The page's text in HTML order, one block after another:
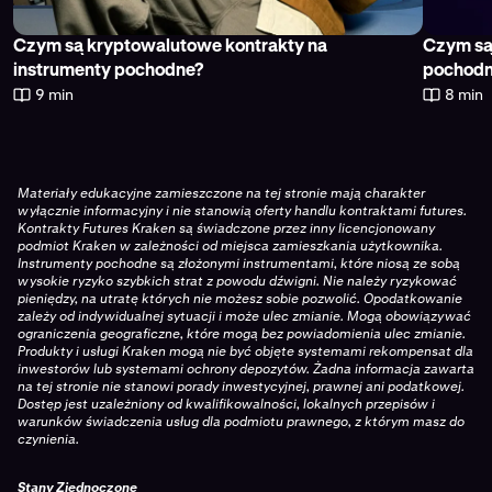
Czym są kryptowalutowe kontrakty na
instrumenty pochodne?
9 min
Czym
8 min
Materiały edukacyjne zamieszczone na tej stronie mają charakter
wyłącznie informacyjny i nie stanowią oferty handlu kontraktami futures.
Kontrakty Futures Kraken są świadczone przez inny licencjonowany
podmiot Kraken w zależności od miejsca zamieszkania użytkownika.
Instrumenty pochodne są złożonymi instrumentami, które niosą ze sobą
wysokie ryzyko szybkich strat z powodu dźwigni. Nie należy ryzykować
pieniędzy, na utratę których nie możesz sobie pozwolić. Opodatkowanie
zależy od indywidualnej sytuacji i może ulec zmianie. Mogą obowiązywać
ograniczenia geograficzne, które mogą bez powiadomienia ulec zmianie.
Produkty i usługi Kraken mogą nie być objęte systemami rekompensat dla
inwestorów lub systemami ochrony depozytów. Żadna informacja zawarta
na tej stronie nie stanowi porady inwestycyjnej, prawnej ani podatkowej.
Dostęp jest uzależniony od kwalifikowalności, lokalnych przepisów i
warunków świadczenia usług dla podmiotu prawnego, z którym masz do
czynienia.
Stany Zjednoczone